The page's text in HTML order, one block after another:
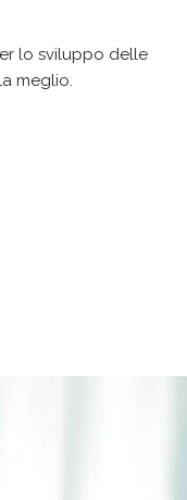
lo sviluppo delle
meglio.